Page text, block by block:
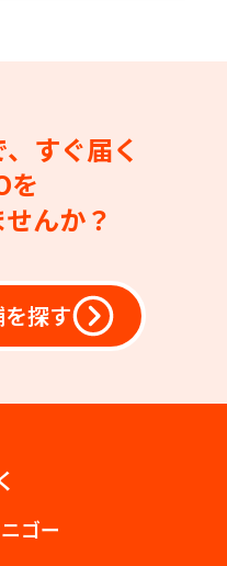
すぐ届く
を
んか？
探す
ゴー